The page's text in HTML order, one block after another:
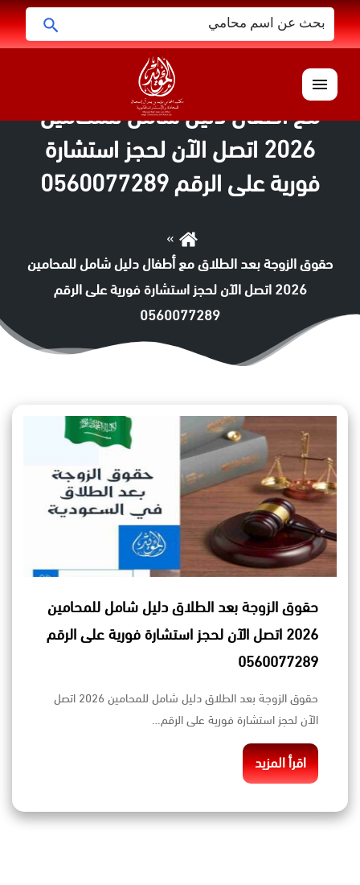
البحث
عن:
القائمة
الوسم:
حقوق الزوجة بعد الطلاق
مع أطفال دليل شامل للمحامين
2026 اتصل الآن لحجز استشارة
فورية على الرقم 0560077289
حقوق الزوجة بعد الطلاق مع أطفال دليل شامل للمحامين
2026 اتصل الآن لحجز استشارة فورية على الرقم
0560077289
حقوق الزوجة بعد الطلاق دليل شامل للمحامين
2026 اتصل الآن لحجز استشارة فورية على الرقم
0560077289
حقوق الزوجة بعد الطلاق دليل شامل للمحامين 2026 اتصل
الآن لحجز استشارة فورية على الرقم…
اقرأ المزيد